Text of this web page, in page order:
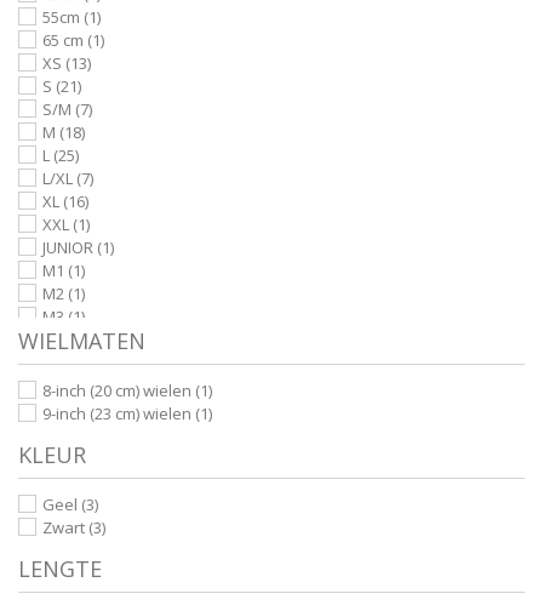
55cm (1)
65 cm (1)
XS (13)
S (21)
S/M (7)
M (18)
L (25)
L/XL (7)
XL (16)
XXL (1)
JUNIOR (1)
M1 (1)
M2 (1)
M3 (1)
WIELMATEN
8-inch (20 cm) wielen (1)
9-inch (23 cm) wielen (1)
KLEUR
Geel (3)
Zwart (3)
LENGTE